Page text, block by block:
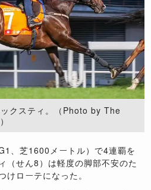
クスティ。（Photo by The
、芝1600メートル）で4連覇を
（せん8）は軽度の脚部不安のた
けローテになった。